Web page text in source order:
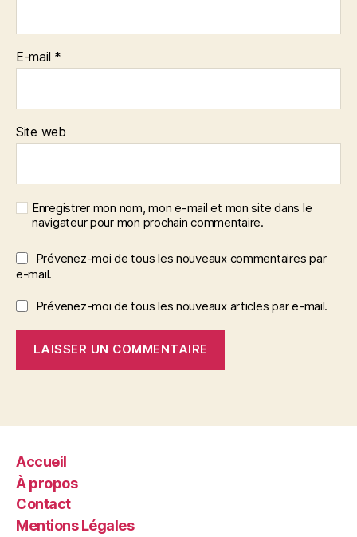
E-mail *
Site web
Enregistrer mon nom, mon e-mail et mon site dans le
navigateur pour mon prochain commentaire.
Prévenez-moi de tous les nouveaux commentaires par
e-mail.
Prévenez-moi de tous les nouveaux articles par e-mail.
Accueil
À propos
Contact
Mentions Légales